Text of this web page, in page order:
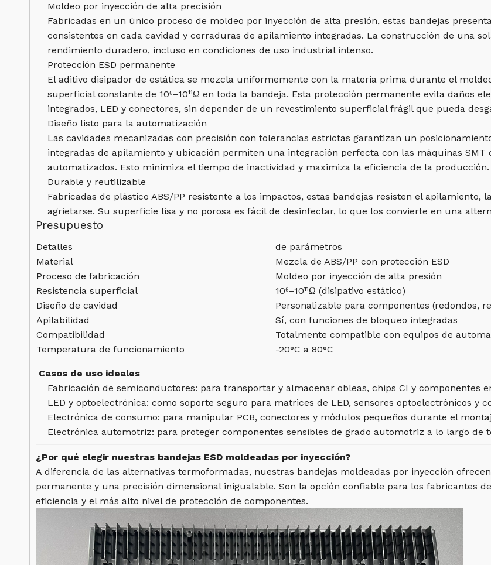
Moldeo por inyección de alta precisión
Fabricadas en un único proceso de moldeo por inyección de alta presión, estas bandejas
consistentes en cada cavidad y cerraduras de apilamiento integradas. La construcción de una
rendimiento duradero, incluso en condiciones de uso industrial intenso.
Protección ESD permanente
El aditivo disipador de estática se mezcla uniformemente con la materia prima durante el
superficial constante de 10⁶–10¹¹Ω en toda la bandeja. Esta protección permanente evita daños
integrados, LED y conectores, sin depender de un revestimiento superficial frágil que pueda
Diseño listo para la automatización
Las cavidades mecanizadas con precisión con tolerancias estrictas garantizan un
integradas de apilamiento y ubicación permiten una integración perfecta con las máquinas
automatizados. Esto minimiza el tiempo de inactividad y maximiza la eficiencia de la producción.
Durable y reutilizable
Fabricadas de plástico ABS/PP resistente a los impactos, estas bandejas resisten el
agrietarse. Su superficie lisa y no porosa es fácil de desinfectar, lo que los convierte en una
Presupuesto
Detalles
de parámetros
Material
Mezcla de ABS/PP con protección ESD
Proceso de fabricación
Moldeo por inyección de alta presión
Resistencia superficial
10⁶–10¹¹Ω (disipativo estático)
Diseño de cavidad
Personalizable para componentes (redondos,
Apilabilidad
Sí, con funciones de bloqueo integradas
Compatibilidad
Totalmente compatible con equipos de
Temperatura de funcionamiento
-20°C a 80°C
Casos de uso ideales
Fabricación de semiconductores: para transportar y almacenar obleas, chips CI y componentes
LED y optoelectrónica: como soporte seguro para matrices de LED, sensores optoelectrónicos y
Electrónica de consumo: para manipular PCB, conectores y módulos pequeños durante el
Electrónica automotriz: para proteger componentes sensibles de grado automotriz a lo largo de
¿Por qué elegir nuestras bandejas ESD moldeadas por inyección?
A diferencia de las alternativas termoformadas, nuestras bandejas moldeadas por inyección
permanente y una precisión dimensional inigualable. Son la opción confiable para los fabricantes
eficiencia y el más alto nivel de protección de componentes.